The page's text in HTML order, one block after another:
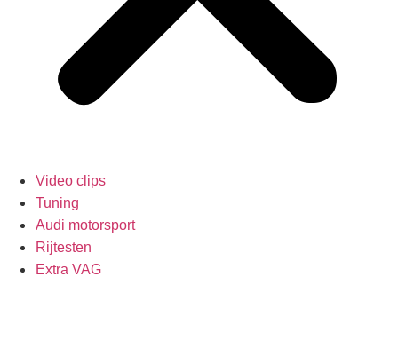
Video clips
Tuning
Audi motorsport
Rijtesten
Extra VAG